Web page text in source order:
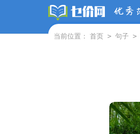
当前位置： 首页 > 句子 >